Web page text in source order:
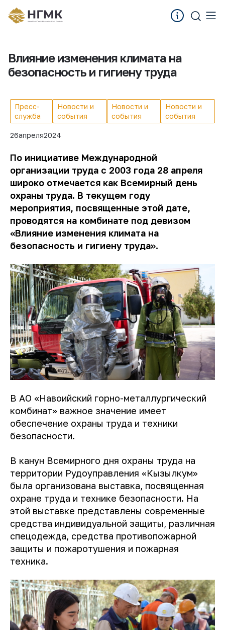
Влияние изменения климата на
безопасность и гигиену труда
Пресс-
служба
Новости и
события
Новости и
события
Новости и
события
26апреля2024
По инициативе Международной
организации труда с 2003 года 28 апреля
широко отмечается как Всемирный день
охраны труда. В текущем году
мероприятия, посвященные этой дате,
проводятся на комбинате под девизом
«Влияние изменения климата на
безопасность и гигиену труда».
В АО «Навоийский горно-металлургический
комбинат» важное значение имеет
обеспечение охраны труда и техники
безопасности.
В канун Всемирного дня охраны труда на
территории Рудоуправления «Кызылкум»
была организована выставка, посвященная
охране труда и технике безопасности. На
этой выставке представлены современные
средства индивидуальной защиты, различная
спецодежда, средства противопожарной
защиты и пожаротушения и пожарная
техника.